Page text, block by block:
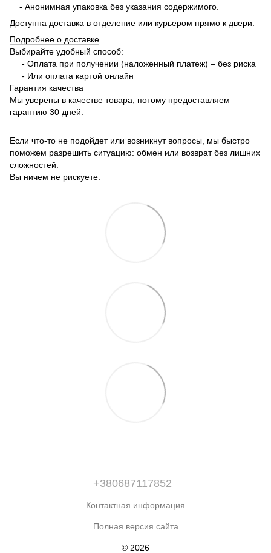
- Анонимная упаковка без указания содержимого.
Доступна доставка в отделение или курьером прямо к двери.
Подробнее о доставке
Выбирайте удобный способ:
- Оплата при получении (наложенный платеж) – без риска
- Или оплата картой онлайн
Гарантия качества
Мы уверены в качестве товара, потому предоставляем
гарантию 30 дней.
Если что-то не подойдет или возникнут вопросы, мы быстро
поможем разрешить ситуацию: обмен или возврат без лишних
сложностей.
Вы ничем не рискуете.
+380687117852
Контактная информация
Полная версия сайта
© 2026